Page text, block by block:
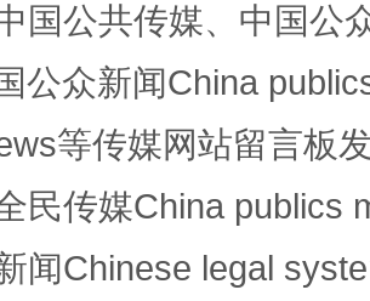
国公共传媒、中国公
公众新闻China
等传媒网站留言板
民传媒China publics
闻Chinese legal